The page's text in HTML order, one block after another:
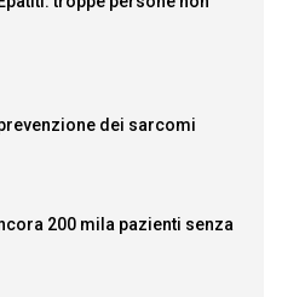
dei sarcomi
200 mila pazienti senza